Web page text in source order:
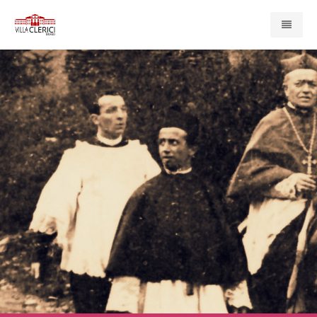
Home
Presentazione
Enti e Servizi
Compagnia di San Paolo
Associazione Cardinal Ferrari
Casa di Redenzione Sociale Onlus
Centro Psicopedagogico